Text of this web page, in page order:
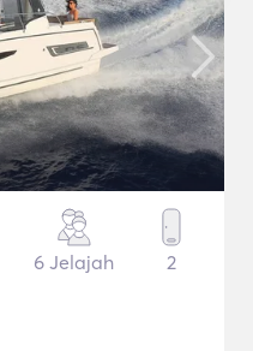
6 Jelajah 2